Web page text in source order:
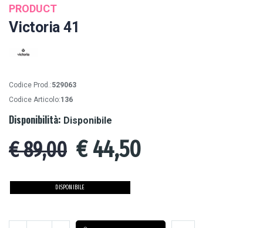
PRODUCT
Victoria 41
Codice Prod.:529063
Codice Articolo:136
Disponibilità: Disponibile
€ 89,00 €44,50
DISPONIBILE